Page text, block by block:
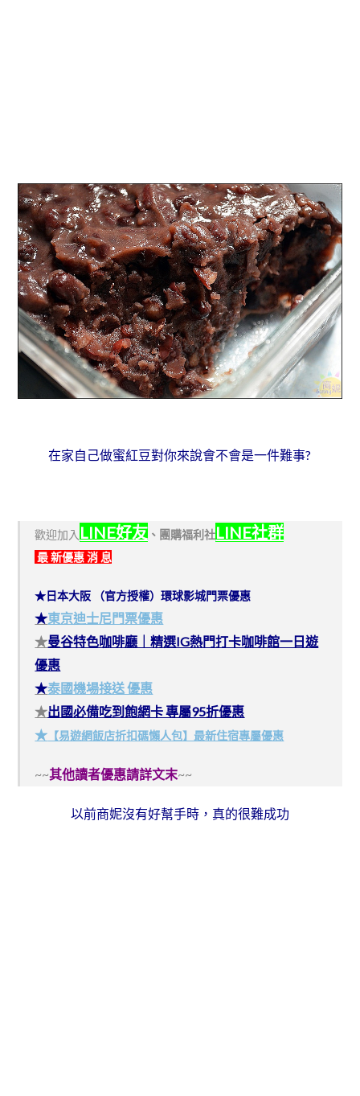
在家自己做蜜紅豆對你來說會不會是一件難事?
歡迎加入 LINE好友 、 團購福利社LINE社群
最 新優惠 消 息
★日本大阪 （官方授權）環球影城門票優惠
★東京迪士尼門票優惠
★曼谷特色咖啡廳｜精選IG熱門打卡咖啡館一日遊
優惠
★泰國機場接送 優惠
★出國必備吃到飽網卡 專屬95折優惠
★ 【易遊網飯店折扣碼懶人包】最新住宿專屬優惠
~~其他讀者優惠請詳文末~~
以前商妮沒有好幫手時，真的很難成功